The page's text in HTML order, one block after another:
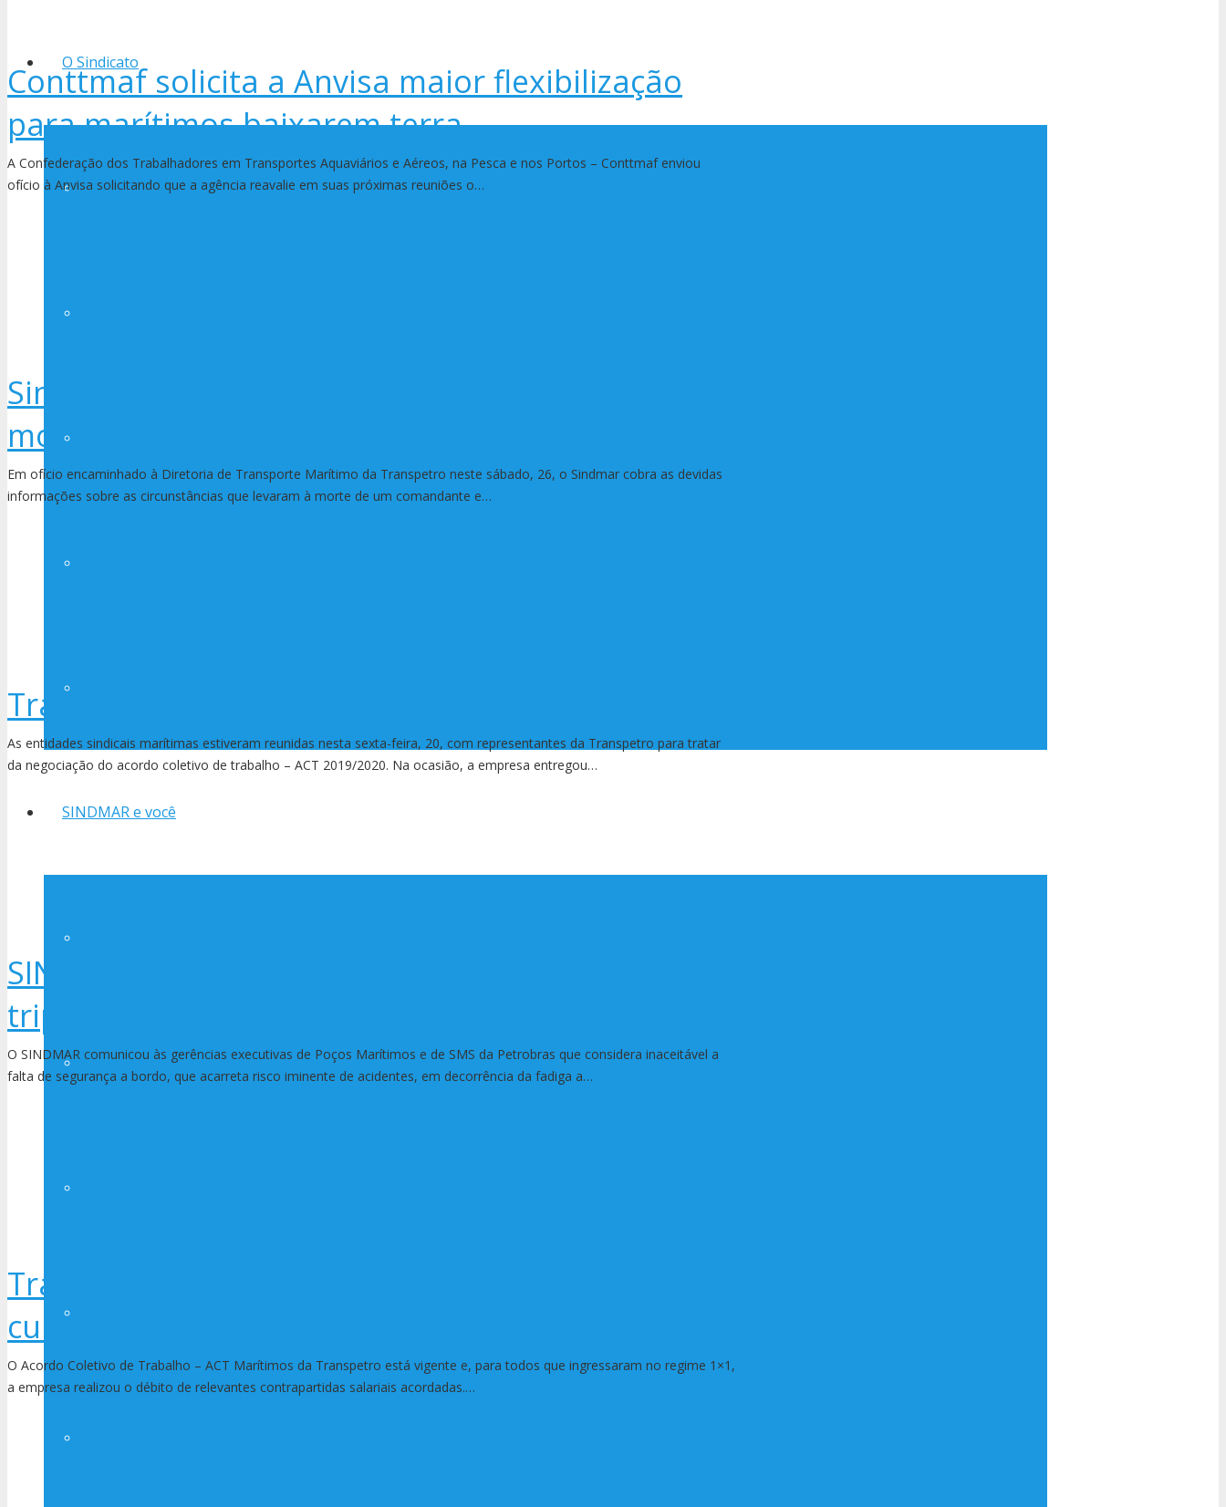
O Sindicato
História
SINDMAR e você
ACTs
Conttmaf solicita a Anvisa maior flexibilização
para marítimos baixarem terra
A Confederação dos Trabalhadores em Transportes Aquaviários e Aéreos, na Pesca e nos Portos – Conttmaf enviou
ofício à Anvisa solicitando que a agência reavalie em suas próximas reuniões o…
Sindmar cobra apuração de falhas que causaram
mortes de oficiais na Transpetro
Em ofício encaminhado à Diretoria de Transporte Marítimo da Transpetro neste sábado, 26, o Sindmar cobra as devidas
informações sobre as circunstâncias que levaram à morte de um comandante e…
Transpetro entrega ofício a sindicatos marítimos
As entidades sindicais marítimas estiveram reunidas nesta sexta-feira, 20, com representantes da Transpetro para tratar
da negociação do acordo coletivo de trabalho – ACT 2019/2020. Na ocasião, a empresa entregou…
SINDMAR alerta Petrobras sobre falta de
tripulantes essenciais a bordo
O SINDMAR comunicou às gerências executivas de Poços Marítimos e de SMS da Petrobras que considera inaceitável a
falta de segurança a bordo, que acarreta risco iminente de acidentes, em decorrência da fadiga a…
Transpetro debita contrapartidas, mas não
cumpre sua parte no regime 1×1
O Acordo Coletivo de Trabalho – ACT Marítimos da Transpetro está vigente e, para todos que ingressaram no regime 1×1,
a empresa realizou o débito de relevantes contrapartidas salariais acordadas.…